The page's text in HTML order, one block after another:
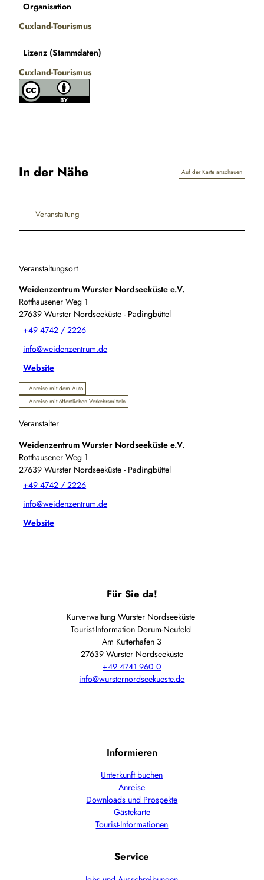
Organisation
Cuxland-Tourismus
Lizenz (Stammdaten)
Cuxland-Tourismus
In der Nähe Auf der Karte anschauen
Veranstaltung
Veranstaltungsort
Weidenzentrum Wurster Nordseeküste e.V.
Rotthausener Weg 1
27639 Wurster Nordseeküste - Padingbüttel
+49 4742 / 2226
info@weidenzentrum.de
Website
Anreise mit dem Auto
Anreise mit öffentlichen Verkehrsmitteln
Veranstalter
Weidenzentrum Wurster Nordseeküste e.V.
Rotthausener Weg 1
27639 Wurster Nordseeküste - Padingbüttel
+49 4742 / 2226
info@weidenzentrum.de
Website
Für Sie da!
Kurverwaltung Wurster Nordseeküste
Tourist-Information Dorum-Neufeld
Am Kutterhafen 3
27639 Wurster Nordseeküste
+49 4741 960 0
info@wursternordseekueste.de
Informieren
Unterkunft buchen
Anreise
Downloads und Prospekte
Gästekarte
Tourist-Informationen
Service